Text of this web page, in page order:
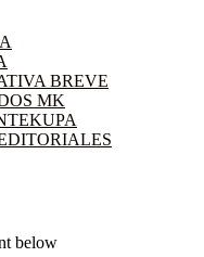
BREVE
MK
below